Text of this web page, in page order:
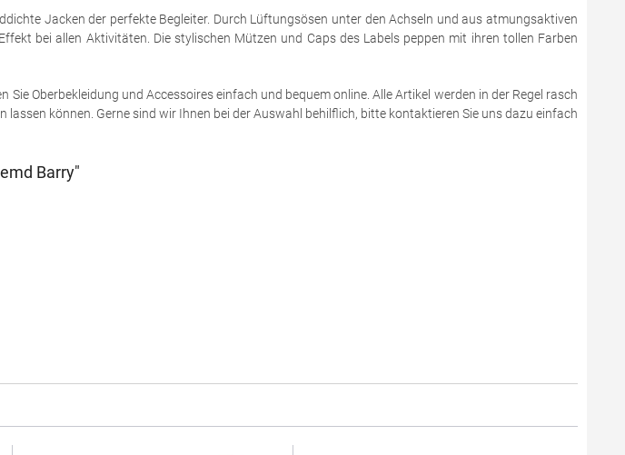
Jacken der perfekte Begleiter. Durch Lüftungsösen unter den Achseln und aus atmungsaktiven
bei allen Aktivitäten. Die stylischen Mützen und Caps des Labels peppen mit ihren tollen Farben
Oberbekleidung und Accessoires einfach und bequem online. Alle Artikel werden in der Regel rasch
können. Gerne sind wir Ihnen bei der Auswahl behilflich, bitte kontaktieren Sie uns dazu einfach
Barry"